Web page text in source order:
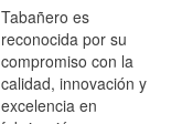
Tabañero es
reconocida por su
compromiso con la
calidad, innovación y
excelencia en